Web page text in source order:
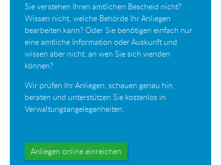
Sie verstehen Ihren amtlichen Bescheid nicht?
Wissen nicht, welche Behörde Ihr Anliegen
bearbeiten kann? Oder Sie benötigen einfach nur
eine amtliche Information oder Auskunft und
wissen aber nicht, an wen Sie sich wenden
können?
Wir prüfen Ihr Anliegen, schauen genau hin,
beraten und unterstützen Sie kostenlos in
Verwaltungsangelegenheiten.
Anliegen online einreichen